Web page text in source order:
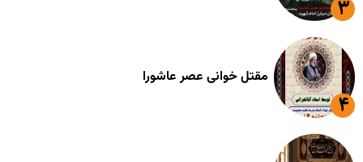
مقتل خوانی عصر عاشورا